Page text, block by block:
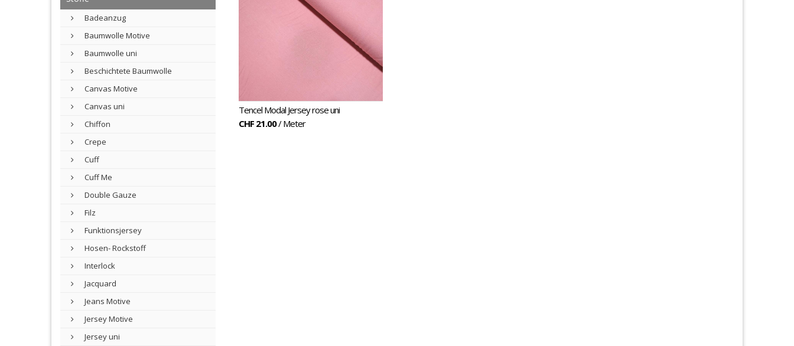
Badeanzug
Baumwolle Motive
Baumwolle uni
Beschichtete Baumwolle
Canvas Motive
Canvas uni
Chiffon
Crepe
Cuff
Cuff Me
Double Gauze
Filz
Funktionsjersey
Hosen- Rockstoff
Interlock
Jacquard
Jeans Motive
Jersey Motive
Jersey uni
Tencel Modal Jersey rose uni
CHF 21.00/ Meter